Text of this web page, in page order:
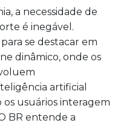
a necessidade de
é inegável.
se destacar em
dinâmico, onde os
artificial
usuários interagem
BR entende a